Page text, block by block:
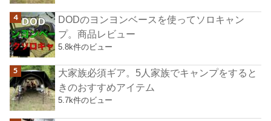
DODのヨンヨンベースを使ってソロキャン
プ。商品レビュー
5.8k件のビュー
大家族必須ギア。5人家族でキャンプをすると
きのおすすめアイテム
5.7k件のビュー